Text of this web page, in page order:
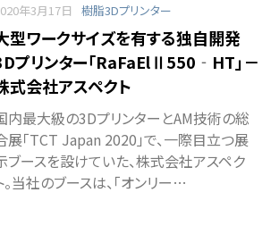
年3月17日 樹脂3Dプリンター
型ワークサイズを有する独自開発
プリンター「RaFaElⅡ550‐HT」－
式会社アスペクト
内最大級の3DプリンターとAM技術の総
展「TCT Japan 2020」で、一際目立つ展
ブースを設けていた、株式会社アスペク
。当社のブースは、「オンリー…